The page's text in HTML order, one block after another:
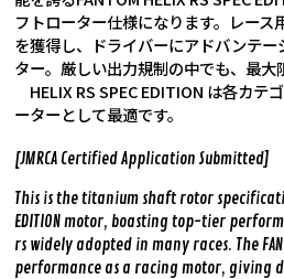
フトローター仕様になります。レー
を獲得し、ドライバーにアドバンテ
ター。厳しい出力規制の中でも、最大
HELIX RS SPEC EDITION は各カテ
ーターとして最適です。
[JMRCA Certified Application Submitted]
This is the titanium shaft rotor specification
EDITION motor, boasting top-tier
rs widely adopted in many races. The
performance as a racing motor, giving